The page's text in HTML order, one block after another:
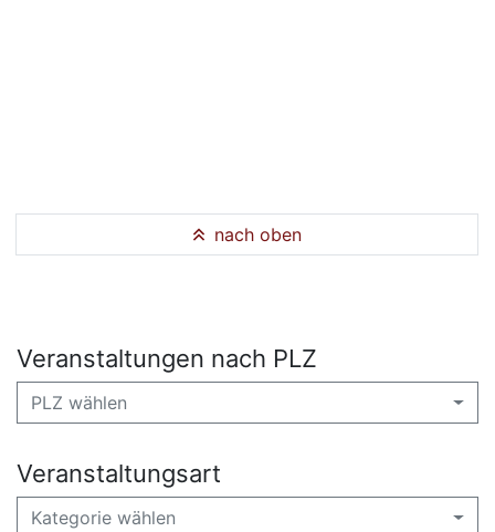
nach oben
Veranstaltungen nach PLZ
PLZ wählen
Veranstaltungsart
Kategorie wählen